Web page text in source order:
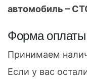
автомобиль –
Форма оплаты
Принимаем
Если у вас